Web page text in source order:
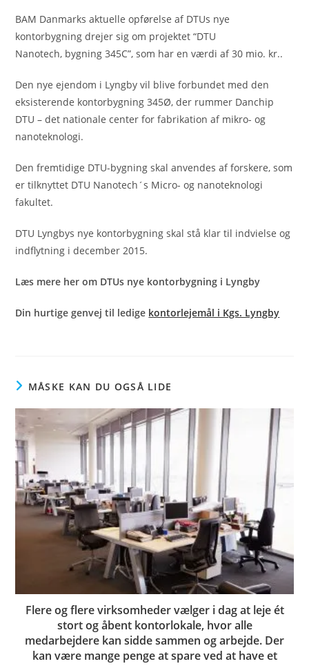
BAM Danmarks aktuelle opførelse af DTUs nye
kontorbygning drejer sig om projektet “DTU
Nanotech, bygning 345C”, som har en værdi af 30 mio. kr..
Den nye ejendom i Lyngby vil blive forbundet med den
eksisterende kontorbygning 345Ø, der rummer Danchip
DTU – det nationale center for fabrikation af mikro- og
nanoteknologi.
Den fremtidige DTU-bygning skal anvendes af forskere, som
er tilknyttet DTU Nanotech´s Micro- og nanoteknologi
fakultet.
DTU Lyngbys nye kontorbygning skal stå klar til indvielse og
indflytning i december 2015.
Læs mere her om DTUs nye kontorbygning i Lyngby
Din hurtige genvej til ledige kontorlejemål i Kgs. Lyngby
MÅSKE KAN DU OGSÅ LIDE
Flere og flere virksomheder vælger i dag at leje ét
stort og åbent kontorlokale, hvor alle
medarbejdere kan sidde sammen og arbejde. Der
kan være mange penge at spare ved at have et